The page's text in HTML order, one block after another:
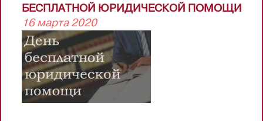
БЕСПЛАТНОЙ ЮРИДИЧЕСКОЙ ПОМОЩИ
16 марта 2020